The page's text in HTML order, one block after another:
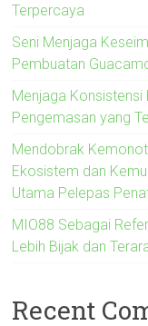
Terpercaya
Seni Menjaga
Pembuatan
Menjaga Konsistensi
Pengemasan yang
Mendobrak
Ekosistem dan
Utama Pelepas
MIO88 Sebagai
Lebih Bijak dan
Recent